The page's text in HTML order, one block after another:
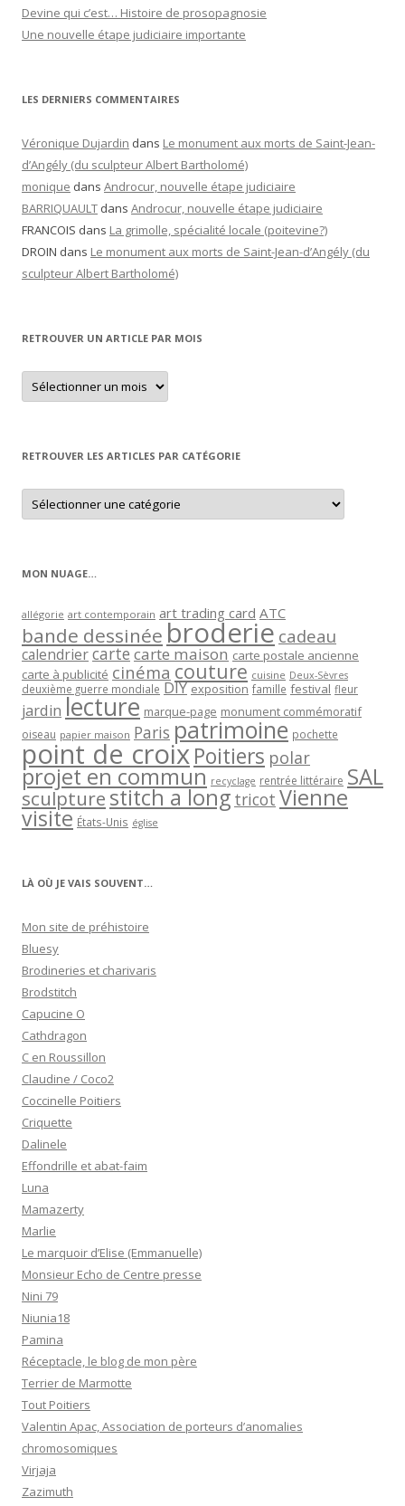
Devine qui c’est… Histoire de prosopagnosie
Une nouvelle étape judiciaire importante
LES DERNIERS COMMENTAIRES
Véronique Dujardin dans Le monument aux morts de Saint-Jean-
d’Angély (du sculpteur Albert Bartholomé)
monique dans Androcur, nouvelle étape judiciaire
BARRIQUAULT dans Androcur, nouvelle étape judiciaire
FRANCOIS dans La grimolle, spécialité locale (poitevine?)
DROIN dans Le monument aux morts de Saint-Jean-d’Angély (du
sculpteur Albert Bartholomé)
RETROUVER UN ARTICLE PAR MOIS
Retrouver
un
article
RETROUVER LES ARTICLES PAR CATÉGORIE
Retrouver
les
articles
MON NUAGE…
allégorie art contemporain art trading card ATC
bande dessinée broderie cadeau
calendriercartecarte maison carte postale ancienne
carte à publicité cinéma couture cuisine Deux-Sèvres
deuxième guerre mondiale DIY exposition famille festival fleur
jardin lecture marque-page monument commémoratif
oiseau papier maison Paris patrimoine pochette
point de croixPoitiers polar
projet en commun recyclage rentrée littéraire SAL
sculpturestitch a long tricot Vienne
visite États-Unis église
LÀ OÙ JE VAIS SOUVENT…
Mon site de préhistoire
Bluesy
Brodineries et charivaris
Brodstitch
Capucine O
Cathdragon
C en Roussillon
Claudine / Coco2
Coccinelle Poitiers
Criquette
Dalinele
Effondrille et abat-faim
Luna
Mamazerty
Marlie
Le marquoir d’Elise (Emmanuelle)
Monsieur Echo de Centre presse
Nini 79
Niunia18
Pamina
Réceptacle, le blog de mon père
Terrier de Marmotte
Tout Poitiers
Valentin Apac, Association de porteurs d’anomalies
chromosomiques
Virjaja
Zazimuth